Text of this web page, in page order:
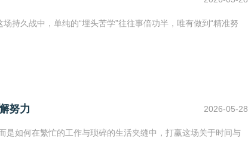
持久战中，单纯的“埋头苦学”往往事倍功半，唯有做到“精准努
努力 2026-05-28
是如何在繁忙的工作与琐碎的生活夹缝中，打赢这场关于时间与